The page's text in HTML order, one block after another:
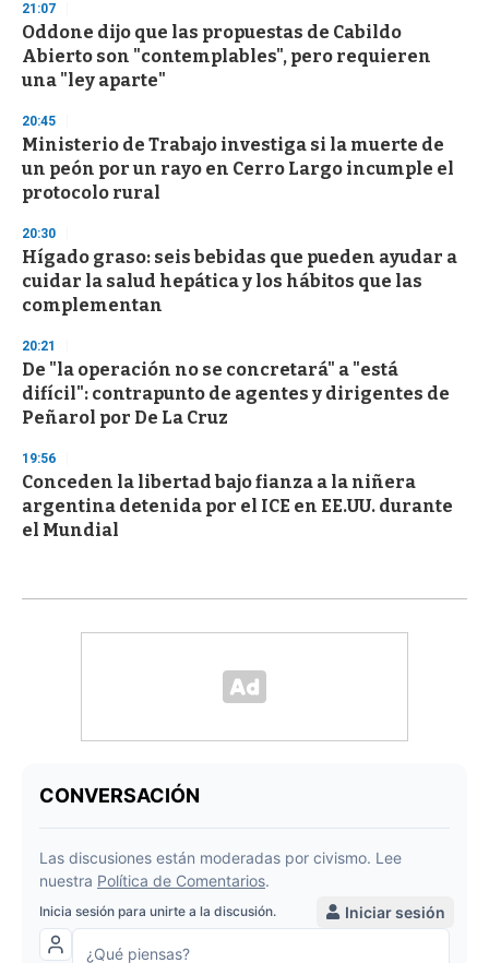
21:07
Oddone dijo que las propuestas de Cabildo
Abierto son "contemplables", pero requieren
una "ley aparte"
20:45
Ministerio de Trabajo investiga si la muerte de
un peón por un rayo en Cerro Largo incumple el
protocolo rural
20:30
Hígado graso: seis bebidas que pueden ayudar a
cuidar la salud hepática y los hábitos que las
complementan
20:21
De "la operación no se concretará" a "está
difícil": contrapunto de agentes y dirigentes de
Peñarol por De La Cruz
19:56
Conceden la libertad bajo fianza a la niñera
argentina detenida por el ICE en EE.UU. durante
el Mundial